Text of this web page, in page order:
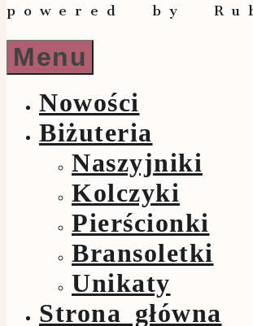
powered by
Menu
Nowości
Biżuteria
Naszyjniki
Kolczyki
Pierścionki
Bransoletki
Unikaty
Strona główna